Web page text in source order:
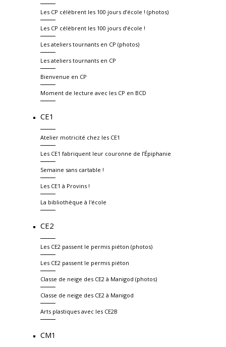
Les CP célèbrent les 100 jours d’école ! (photos)
Les CP célèbrent les 100 jours d’école !
Les ateliers tournants en CP (photos)
Les ateliers tournants en CP
Bienvenue en CP
Moment de lecture avec les CP en BCD
CE1
Atelier motricité chez les CE1
Les CE1 fabriquent leur couronne de l’Épiphanie
Semaine sans cartable !
Les CE1 à Provins !
La bibliothèque à l'école
CE2
Les CE2 passent le permis piéton (photos)
Les CE2 passent le permis piéton
Classe de neige des CE2 à Manigod (photos)
Classe de neige des CE2 à Manigod
Arts plastiques avec les CE2B
CM1